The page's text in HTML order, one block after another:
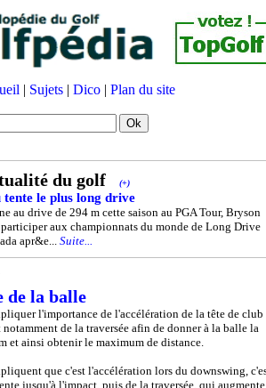
| Sujets | Dico | Plan du site
du golf (+)
le plus long drive
au drive de 294 m cette saison au PGA Tour, Bryson
aux championnats du monde de Long Drive
apr&e... Suite...
de la balle
l'importance de l'accélération de la tête de club
de la traversée afin de donner à la balle la
et ainsi obtenir le maximum de distance.
que c'est l'accélération lors du downswing,
jusqu'à l'impact, puis de la traversée, qui augmente